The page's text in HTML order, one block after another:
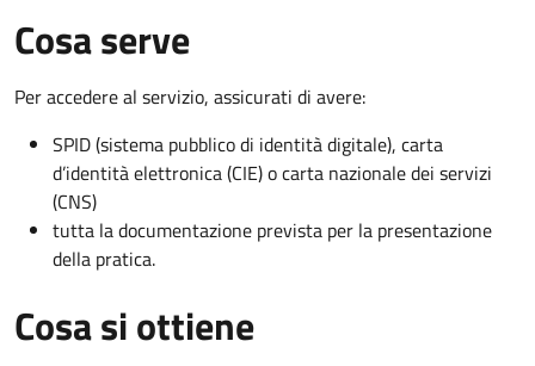
Cosa serve
Per accedere al servizio, assicurati di avere:
SPID (sistema pubblico di identità digitale), carta
d’identità elettronica (CIE) o carta nazionale dei servizi
(CNS)
tutta la documentazione prevista per la presentazione
della pratica.
Cosa si ottiene